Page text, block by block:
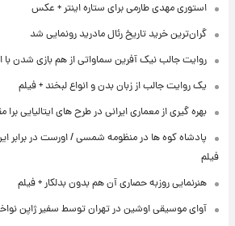
استوری مهدی طارمی برای ستاره اینتر + عکس
گران‌ترین خرید تاریخ رئال مادرید رونمایی شد
روایت جالب نیک آفرین سماواتی از هم بازی شدن با
یک روایت جالب از زبان بدن و انواع لبخند + فیلم
بهره گیری از معماری ایرانی در طرح های ایتالیایی برا
پادشاه کوه ها در منظومه شمسی / اورست در
فیلم
هنرنمایی روزبه حصاری آن هم بدون بدلکار + فیلم
آوای موسیقی اوشین در تهران توسط سفیر ژاپن